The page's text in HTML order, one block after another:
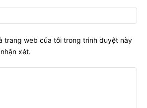
trang web của tôi trong trình duyệt này
xét.